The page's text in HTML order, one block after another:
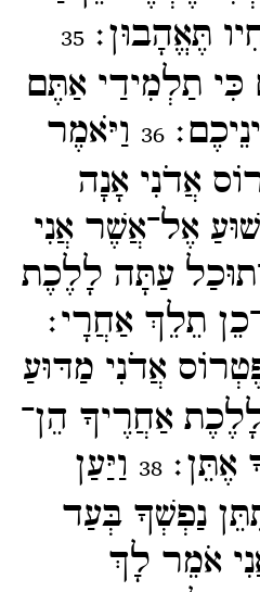
תֶּאֱהָבוּן׃35
כִּי תַלְמִידַי אַתֶּם
36 וַיֹּאמֶר
אֲדֹנִי אָנָה
אֶל־​אֲשֶׁר אֲנִי
עַתָּה לָלֶכֶת
תֵלֵךְ אַחֲרָי׃
אֲדֹנִי מַדּוּעַ
אַחֲרֶיךָ הֵן־​
אֶתֵּן׃38 וַיַּעַן
נַפְשְׁךָ בְּעַד
אֹמֵר לָךְ